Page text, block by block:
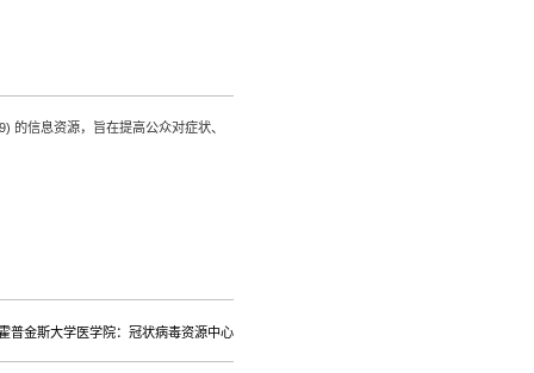
的信息资源，旨在提高公众对症状、
普金斯大学医学院：冠状病毒资源中心